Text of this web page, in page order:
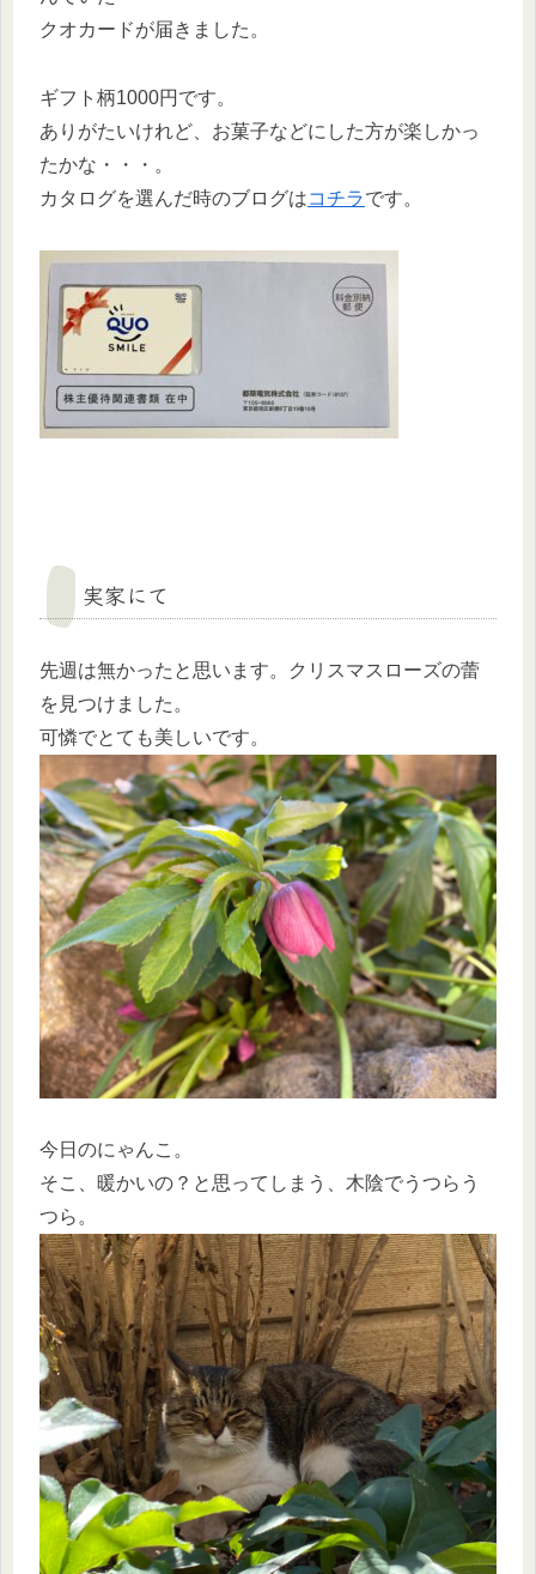
クオカードが届きました。
ギフト柄1000円です。
ありがたいけれど、お菓子などにした方が楽しかっ
たかな・・・。
カタログを選んだ時のブログはコチラです。
実家にて
先週は無かったと思います。クリスマスローズの蕾
を見つけました。
可憐でとても美しいです。
今日のにゃんこ。
そこ、暖かいの？と思ってしまう、木陰でうつらう
つら。